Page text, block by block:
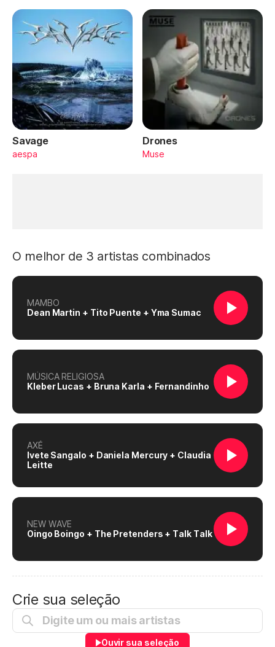
Savage
aespa
Drones
Muse
O melhor de 3 artistas combinados
MAMBO
Dean Martin + Tito Puente + Yma Sumac
MÚSICA RELIGIOSA
Kleber Lucas + Bruna Karla + Fernandinho
AXÉ
Ivete Sangalo + Daniela Mercury + Claudia
Leitte
NEW WAVE
Oingo Boingo + The Pretenders + Talk Talk
Crie sua seleção
Ouvir sua seleção